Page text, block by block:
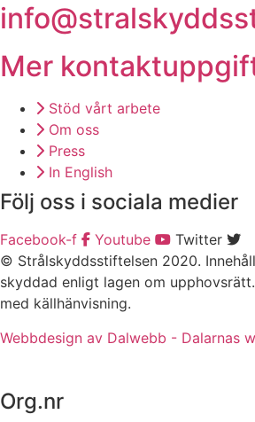
Mer
Stöd vårt arbete
Om oss
Press
In English
Följ oss i sociala medier
Facebook-f Youtube
Twitter
© Strålskyddsstiftelsen 2020.
skyddad enligt lagen om
med källhänvisning.
Webbdesign av Dalwebb - Dalarnas
Org.nr